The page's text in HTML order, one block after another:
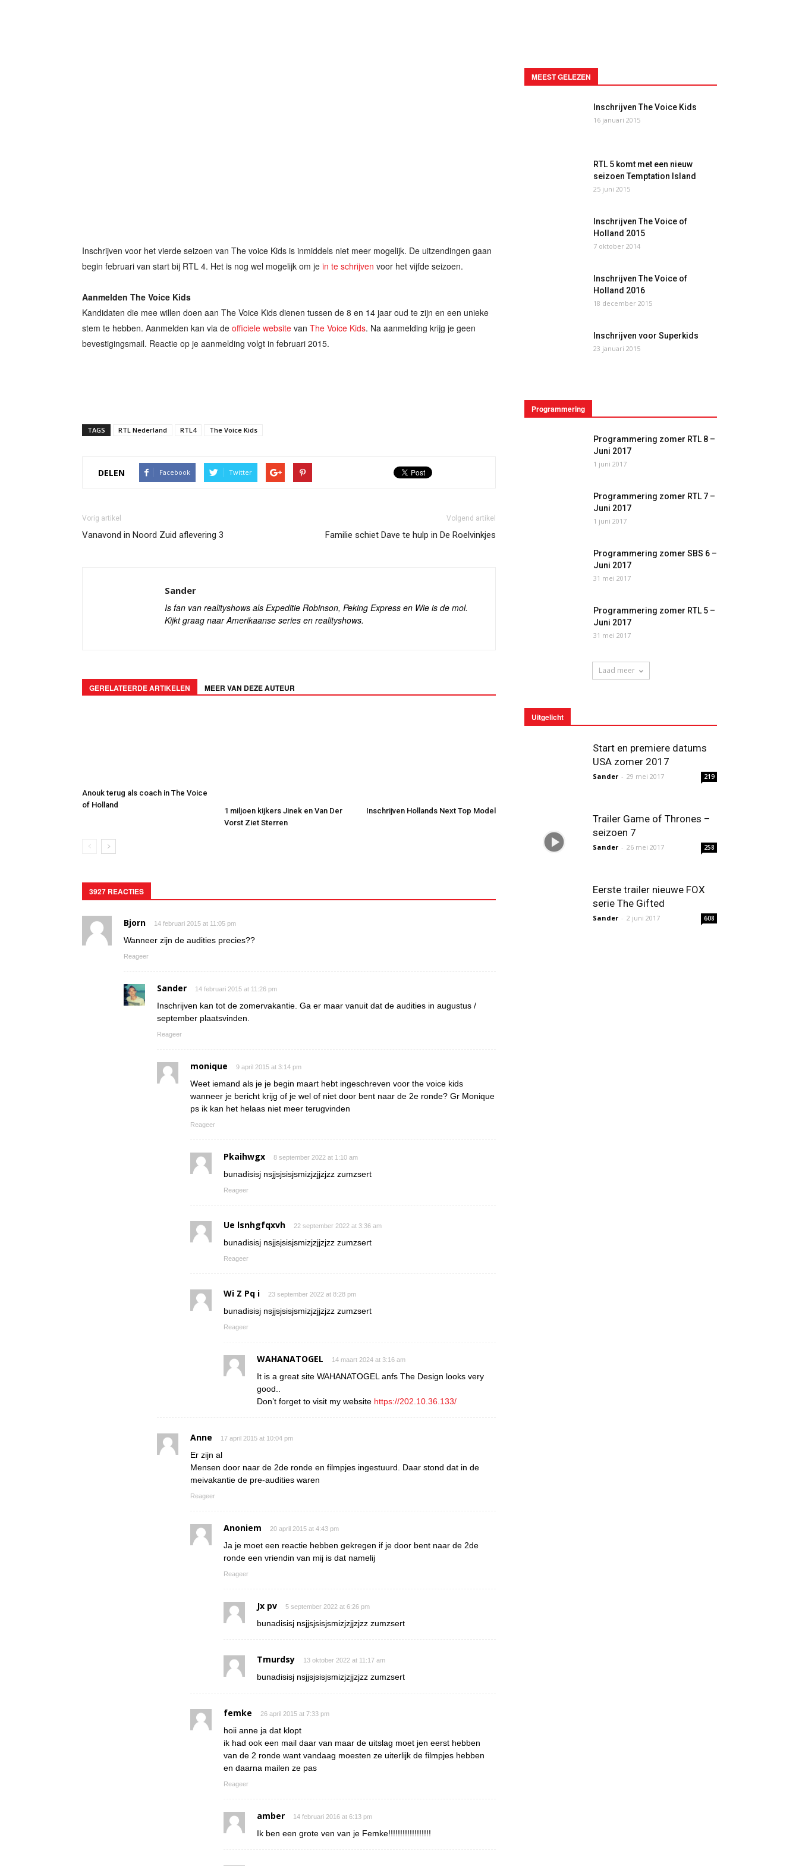
Inschrijven voor het vierde seizoen van The voice Kids is inmiddels niet meer mogelijk. De uitzendingen gaan
begin februari van start bij RTL 4. Het is nog wel mogelijk om je in te schrijven voor het vijfde seizoen.
Aanmelden The Voice Kids
Kandidaten die mee willen doen aan The Voice Kids dienen tussen de 8 en 14 jaar oud te zijn en een unieke
stem te hebben. Aanmelden kan via de officiele website van The Voice Kids. Na aanmelding krijg je geen
bevestigingsmail. Reactie op je aanmelding volgt in februari 2015.
TAGS RTL Nederland RTL4 The Voice Kids
DELEN Facebook Twitter
Vorig artikel
Vanavond in Noord Zuid aflevering 3
Volgend artikel
Familie schiet Dave te hulp in De Roelvinkjes
Sander
Is fan van realityshows als Expeditie Robinson, Peking Express en Wie is de mol.
Kijkt graag naar Amerikaanse series en realityshows.
GERELATEERDE ARTIKELEN MEER VAN DEZE AUTEUR
Anouk terug als coach in The Voice
of Holland
1 miljoen kijkers Jinek en Van Der
Vorst Ziet Sterren
Inschrijven Hollands Next Top Model
3927 REACTIES
Bjorn 14 februari 2015 at 11:05 pm
Wanneer zijn de audities precies??
Reageer
Sander 14 februari 2015 at 11:26 pm
Inschrijven kan tot de zomervakantie. Ga er maar vanuit dat de audities in augustus /
september plaatsvinden.
Reageer
monique 9 april 2015 at 3:14 pm
Weet iemand als je je begin maart hebt ingeschreven voor the voice kids
wanneer je bericht krijg of je wel of niet door bent naar de 2e ronde? Gr Monique
ps ik kan het helaas niet meer terugvinden
Reageer
Pkaihwgx 8 september 2022 at 1:10 am
bunadisisj nsjjsjsisjsmizjzjjzjzz zumzsert
Reageer
Ue lsnhgfqxvh 22 september 2022 at 3:36 am
bunadisisj nsjjsjsisjsmizjzjjzjzz zumzsert
Reageer
Wi Z Pq i 23 september 2022 at 8:28 pm
bunadisisj nsjjsjsisjsmizjzjjzjzz zumzsert
Reageer
WAHANATOGEL 14 maart 2024 at 3:16 am
It is a great site WAHANATOGEL anfs The Design looks very
good..
Don’t forget to visit my website https://202.10.36.133/
Anne 17 april 2015 at 10:04 pm
Er zijn al
Mensen door naar de 2de ronde en filmpjes ingestuurd. Daar stond dat in de
meivakantie de pre-audities waren
Reageer
Anoniem 20 april 2015 at 4:43 pm
Ja je moet een reactie hebben gekregen if je door bent naar de 2de
ronde een vriendin van mij is dat namelij
Reageer
Jx pv 5 september 2022 at 6:26 pm
bunadisisj nsjjsjsisjsmizjzjjzjzz zumzsert
Tmurdsy 13 oktober 2022 at 11:17 am
bunadisisj nsjjsjsisjsmizjzjjzjzz zumzsert
femke 26 april 2015 at 7:33 pm
hoii anne ja dat klopt
ik had ook een mail daar van maar de uitslag moet jen eerst hebben
van de 2 ronde want vandaag moesten ze uiterlijk de filmpjes hebben
en daarna mailen ze pas
Reageer
amber 14 februari 2016 at 6:13 pm
Ik ben een grote ven van je Femke!!!!!!!!!!!!!!!!!!
MEEST GELEZEN
Inschrijven The Voice Kids
16 januari 2015
RTL 5 komt met een nieuw
seizoen Temptation Island
25 juni 2015
Inschrijven The Voice of
Holland 2015
7 oktober 2014
Inschrijven The Voice of
Holland 2016
18 december 2015
Inschrijven voor Superkids
23 januari 2015
Programmering
Programmering zomer RTL 8 –
Juni 2017
1 juni 2017
Programmering zomer RTL 7 –
Juni 2017
1 juni 2017
Programmering zomer SBS 6 –
Juni 2017
31 mei 2017
Programmering zomer RTL 5 –
Juni 2017
31 mei 2017
Laad meer
Uitgelicht
Start en premiere datums
USA zomer 2017
Sander - 29 mei 2017 219
Trailer Game of Thrones –
seizoen 7
Sander - 26 mei 2017 258
Eerste trailer nieuwe FOX
serie The Gifted
Sander - 2 juni 2017 608